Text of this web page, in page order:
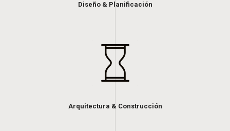
Diseño & Planificación
Arquitectura & Construcción